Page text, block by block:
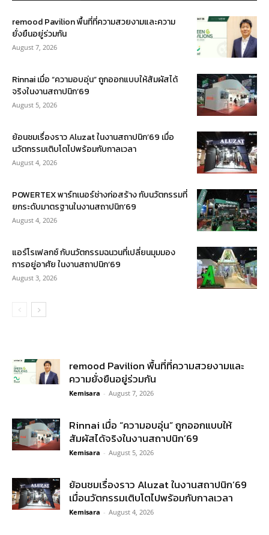
remood Pavilion พื้นที่ที่ความสวยงามและความ
ยั่งยืนอยู่ร่วมกัน
August 7, 2026
Rinnai เมื่อ “ความอบอุ่น” ถูกออกแบบให้สัมผัสได้
จริงในงานสถาปนิก’69
August 5, 2026
ย้อนชมเรื่องราว Aluzat ในงานสถาปนิก’69 เมื่อ
นวัตกรรมเติบโตไปพร้อมกับกาลเวลา
August 4, 2026
POWERTEX พาร์ทเนอร์ช่างก่อสร้าง กับนวัตกรรมที่
ยกระดับมาตรฐานในงานสถาปนิก’69
August 4, 2026
แอร์โรเฟลกซ์ กับนวัตกรรมฉนวนที่เปลี่ยนมุมมอง
การอยู่อาศัย ในงานสถาปนิก’69
August 3, 2026
remood Pavilion พื้นที่ที่ความสวยงามและ
ความยั่งยืนอยู่ร่วมกัน
Kemisara - August 7, 2026
Rinnai เมื่อ “ความอบอุ่น” ถูกออกแบบให้
สัมผัสได้จริงในงานสถาปนิก’69
Kemisara - August 5, 2026
ย้อนชมเรื่องราว Aluzat ในงานสถาปนิก’69
เมื่อนวัตกรรมเติบโตไปพร้อมกับกาลเวลา
Kemisara - August 4, 2026